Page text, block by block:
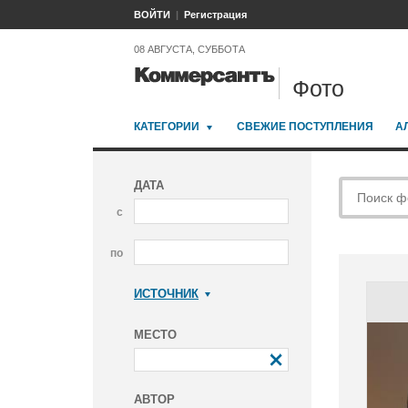
ВОЙТИ Регистрация
08 АВГУСТА, СУББОТА
Фото
КАТЕГОРИИ СВЕЖИЕ ПОСТУПЛЕНИЯ
ДАТА
с
по
ИСТОЧНИК
МЕСТО
АВТОР